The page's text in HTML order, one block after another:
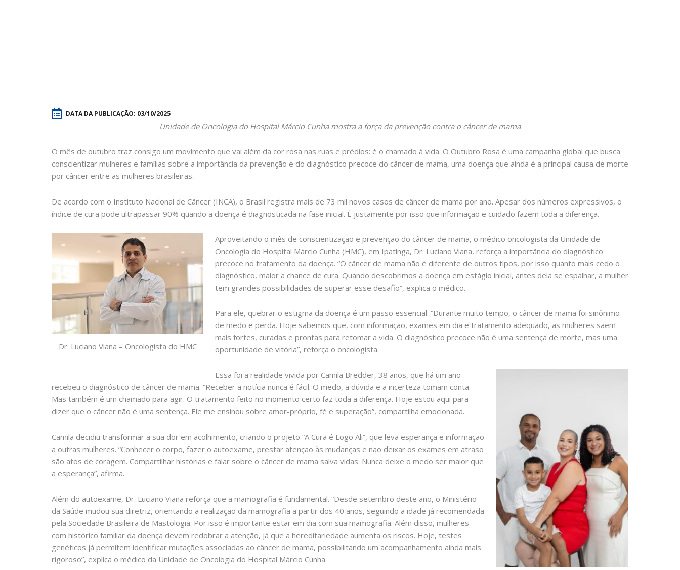
DATA DA PUBLICAÇÃO: 03/10/2025
Unidade de Oncologia do Hospital Márcio Cunha mostra a força da prevenção contra o câncer de mama
O mês de outubro traz consigo um movimento que vai além da cor rosa nas ruas e prédios: é o chamado à vida. O Outubro Rosa é uma campanha global que busca
conscientizar mulheres e famílias sobre a importância da prevenção e do diagnóstico precoce do câncer de mama, uma doença que ainda é a principal causa de morte
por câncer entre as mulheres brasileiras.
De acordo com o Instituto Nacional de Câncer (INCA), o Brasil registra mais de 73 mil novos casos de câncer de mama por ano. Apesar dos números expressivos, o
índice de cura pode ultrapassar 90% quando a doença é diagnosticada na fase inicial. É justamente por isso que informação e cuidado fazem toda a diferença.
Dr. Luciano Viana – Oncologista do HMC
Aproveitando o mês de conscientização e prevenção do câncer de mama, o médico oncologista da Unidade de
Oncologia do Hospital Márcio Cunha (HMC), em Ipatinga, Dr. Luciano Viana, reforça a importância do diagnóstico
precoce no tratamento da doença. “O câncer de mama não é diferente de outros tipos, por isso quanto mais cedo o
diagnóstico, maior a chance de cura. Quando descobrimos a doença em estágio inicial, antes dela se espalhar, a mulher
tem grandes possibilidades de superar esse desafio”, explica o médico.
Para ele, quebrar o estigma da doença é um passo essencial. “Durante muito tempo, o câncer de mama foi sinônimo
de medo e perda. Hoje sabemos que, com informação, exames em dia e tratamento adequado, as mulheres saem
mais fortes, curadas e prontas para retomar a vida. O diagnóstico precoce não é uma sentença de morte, mas uma
oportunidade de vitória”, reforça o oncologista.
Essa foi a realidade vivida por Camila Bredder, 38 anos, que há um ano
recebeu o diagnóstico de câncer de mama. “Receber a notícia nunca é fácil. O medo, a dúvida e a incerteza tomam conta.
Mas também é um chamado para agir. O tratamento feito no momento certo faz toda a diferença. Hoje estou aqui para
dizer que o câncer não é uma sentença. Ele me ensinou sobre amor-próprio, fé e superação”, compartilha emocionada.
Camila decidiu transformar a sua dor em acolhimento, criando o projeto “A Cura é Logo Ali”, que leva esperança e informação
a outras mulheres. “Conhecer o corpo, fazer o autoexame, prestar atenção às mudanças e não deixar os exames em atraso
são atos de coragem. Compartilhar histórias e falar sobre o câncer de mama salva vidas. Nunca deixe o medo ser maior que
a esperança”, afirma.
Além do autoexame, Dr. Luciano Viana reforça que a mamografia é fundamental. “Desde setembro deste ano, o Ministério
da Saúde mudou sua diretriz, orientando a realização da mamografia a partir dos 40 anos, seguindo a idade já recomendada
pela Sociedade Brasileira de Mastologia. Por isso é importante estar em dia com sua mamografia. Além disso, mulheres
com histórico familiar da doença devem redobrar a atenção, já que a hereditariedade aumenta os riscos. Hoje, testes
genéticos já permitem identificar mutações associadas ao câncer de mama, possibilitando um acompanhamento ainda mais
rigoroso”, explica o médico da Unidade de Oncologia do Hospital Márcio Cunha.